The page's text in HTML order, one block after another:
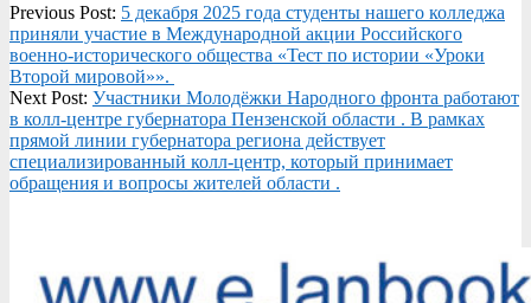
2025-
12-
10
Previous Post: 5 декабря 2025 года студенты нашего колледжа
приняли участие в Международной акции Российского
военно-исторического общества «Тест по истории «Уроки
Второй мировой»».
Next Post: Участники Молодёжки Народного фронта работают
в колл-центре губернатора Пензенской области . В рамках
прямой линии губернатора региона действует
специализированный колл-центр, который принимает
обращения и вопросы жителей области .